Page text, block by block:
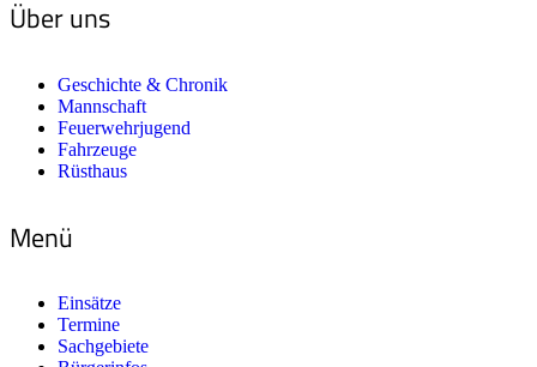
Über uns
Geschichte & Chronik
Mannschaft
Feuerwehrjugend
Fahrzeuge
Rüsthaus
Menü
Einsätze
Termine
Sachgebiete